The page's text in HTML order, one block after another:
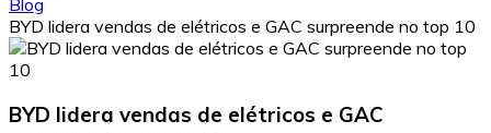
Blog
BYD lidera vendas de elétricos e GAC surpreende no top 10
BYD lidera vendas de elétricos e GAC